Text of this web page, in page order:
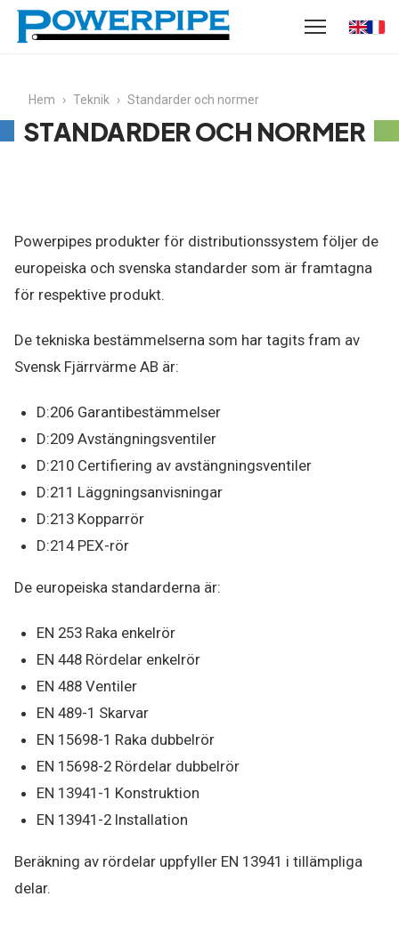
Hem › Teknik › Standarder och normer
STANDARDER OCH NORMER
Powerpipes produkter för distributionssystem följer de
europeiska och svenska standarder som är framtagna
för respektive produkt.
De tekniska bestämmelserna som har tagits fram av
Svensk Fjärrvärme AB är:
D:206 Garantibestämmelser
D:209 Avstängningsventiler
D:210 Certifiering av avstängningsventiler
D:211 Läggningsanvisningar
D:213 Kopparrör
D:214 PEX-rör
De europeiska standarderna är:
EN 253 Raka enkelrör
EN 448 Rördelar enkelrör
EN 488 Ventiler
EN 489-1 Skarvar
EN 15698-1 Raka dubbelrör
EN 15698-2 Rördelar dubbelrör
EN 13941-1 Konstruktion
EN 13941-2 Installation
Beräkning av rördelar uppfyller EN 13941 i tillämpliga
delar.